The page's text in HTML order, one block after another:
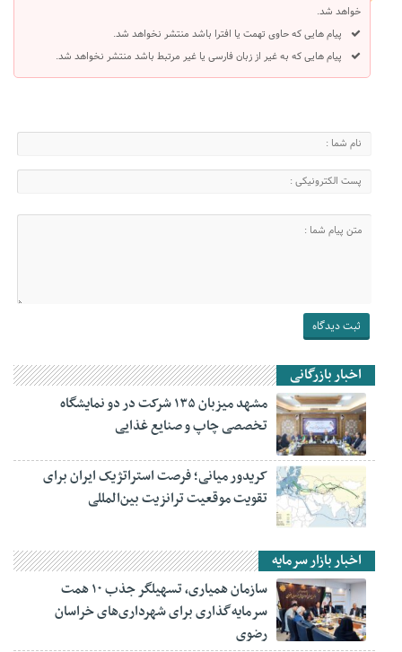
خواهد شد.
پیام هایی که حاوی تهمت یا افترا باشد منتشر نخواهد شد.
پیام هایی که به غیر از زبان فارسی یا غیر مرتبط باشد منتشر نخواهد شد.
اخبار بازرگانی
مشهد میزبان ۱۳۵ شرکت در دو نمایشگاه
تخصصی چاپ و صنایع غذایی
کریدور میانی؛ فرصت استراتژیک ایران برای
تقویت موقعیت ترانزیت بین‌المللی
اخبار بازار سرمایه
سازمان همیاری، تسهیلگر جذب ۱۰ همت
سرمایه‌گذاری برای شهرداری‌های خراسان
رضوی